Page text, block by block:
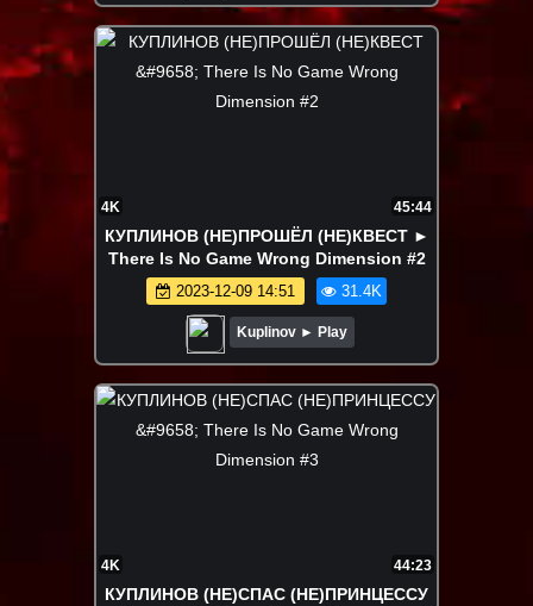
4K 45:44
КУПЛИНОВ (НЕ)ПРОШЁЛ (НЕ)КВЕСТ ►
There Is No Game Wrong Dimension #2
2023-12-09 14:51 31.4K
Kuplinov ► Play
4K 44:23
КУПЛИНОВ (НЕ)СПАС (НЕ)ПРИНЦЕССУ